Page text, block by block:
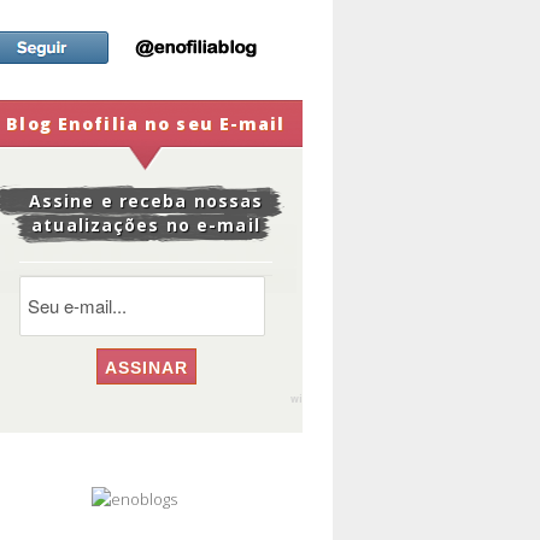
Blog Enofilia no seu E-mail
Assine e receba nossas
atualizações no e-mail
widge